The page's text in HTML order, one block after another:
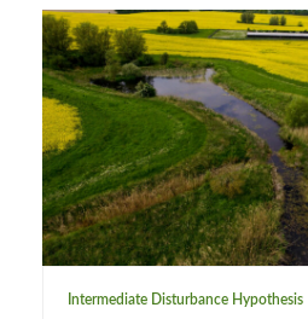
Intermediate Disturbance Hypothesis